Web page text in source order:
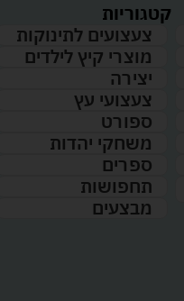
קטגוריות
צעצועים לתינוקות
מוצרי קיץ לילדים
יצירה
צעצועי עץ
ספורט
משחקי יהדות
ספרים
תחפושות
מבצעים